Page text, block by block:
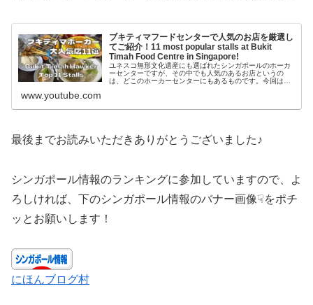
ブキティマフードセンターで人気のお店を厳選し
てご紹介！11 most popular stalls at Bukit
Timah Food Centre in Singapore!
ユネスコ無形文化遺産にも選ばれたシンガポールのホーカ
ーセンターですが、その中でも人気のあるお店というの
は、どこのホーカーセンターにもあるものです。今回はブ
www.youtube.com
最後までお読みいただきありがとうございました♪
シンガポール情報のランキングに参加していますので、よ
ろしければ、下のシンガポール情報のバナー画像☟をポチ
ッとお願いします！
にほんブログ村